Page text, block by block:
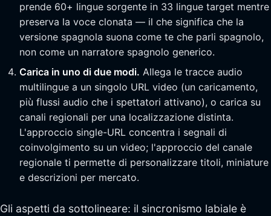
prende 60+ lingue sorgente in 33 lingue target mentre
preserva la voce clonata — il che significa che la
versione spagnola suona come te che parli spagnolo,
non come un narratore spagnolo generico.
Carica in uno di due modi. Allega le tracce audio
multilingue a un singolo URL video (un caricamento,
più flussi audio che i spettatori attivano), o carica su
canali regionali per una localizzazione distinta.
L'approccio single-URL concentra i segnali di
coinvolgimento su un video; l'approccio del canale
regionale ti permette di personalizzare titoli, miniature
e descrizioni per mercato.
Gli aspetti da sottolineare: il sincronismo labiale è